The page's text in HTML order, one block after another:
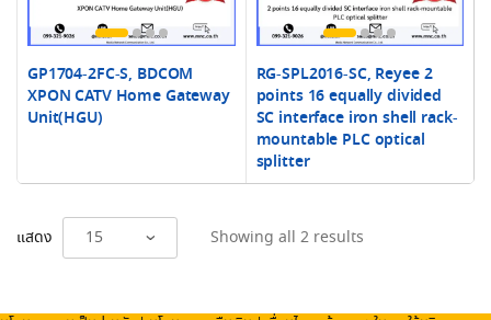
GP1704-2FC-S, BDCOM
XPON CATV Home Gateway
Unit(HGU)
RG-SPL2016-SC, Reyee 2
points 16 equally divided
SC interface iron shell rack-
mountable PLC optical
splitter
แสดง Showing all 2 results